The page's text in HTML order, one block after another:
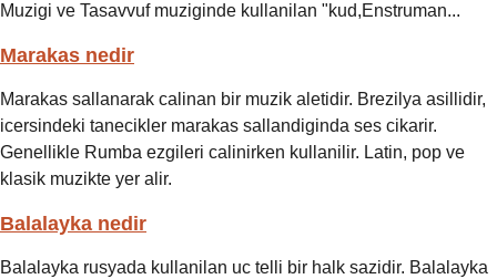
Muzigi ve Tasavvuf muziginde kullanilan "kud,Enstruman...
Marakas nedir
Marakas sallanarak calinan bir muzik aletidir. Brezilya asillidir,
icersindeki tanecikler marakas sallandiginda ses cikarir.
Genellikle Rumba ezgileri calinirken kullanilir. Latin, pop ve
klasik muzikte yer alir.
Balalayka nedir
Balalayka rusyada kullanilan uc telli bir halk sazidir. Balalayka